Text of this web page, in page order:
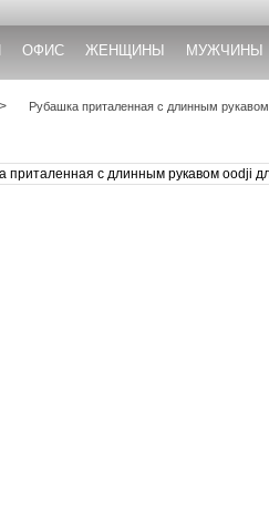
ОФИС ЖЕНЩИНЫ МУЖЧИНЫ
Рубашка приталенная с длинным рукавом